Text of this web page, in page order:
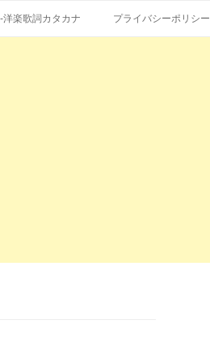
味、読み方
ン
ン
洋楽歌詞カタカナ プライバシーポリシー